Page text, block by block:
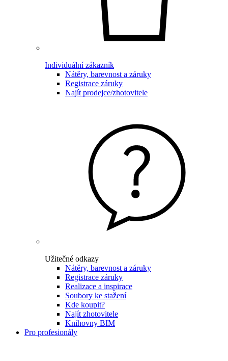
Individuální zákazník
Nátěry, barevnost a záruky
Registrace záruky
Najít prodejce/zhotovitele
Užitečné odkazy
Nátěry, barevnost a záruky
Registrace záruky
Realizace a inspirace
Soubory ke stažení
Kde koupit?
Najít zhotovitele
Knihovny BIM
Pro profesionály